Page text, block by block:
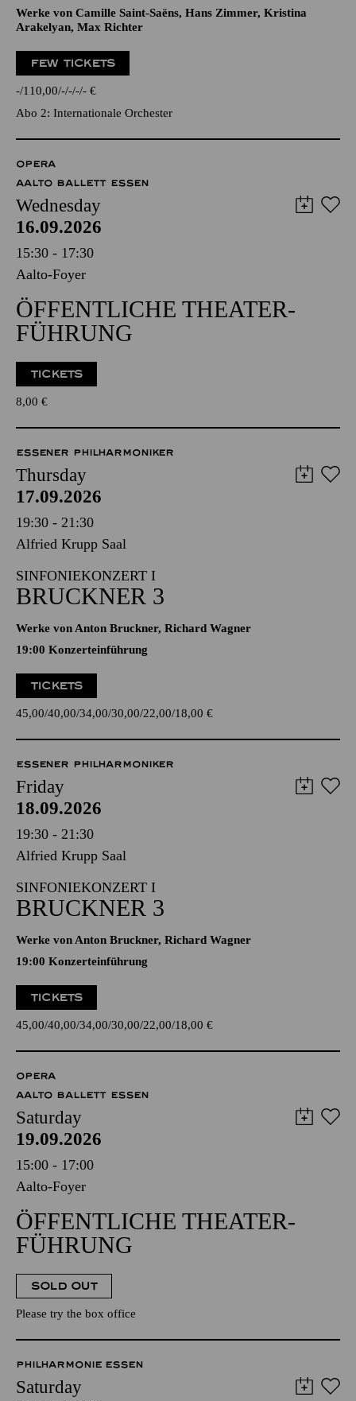
Werke von Camille Saint-Saëns, Hans Zimmer, Kristina
Arakelyan, Max Richter
FEW TICKETS
- 110,00 - - - - €
Abo 2: Internationale Orchester
OPERA
AALTO BALLETT ESSEN
Wednesday
16.09.2026
15:30 - 17:30
Aalto-Foyer
ÖFFENTLICHE THEATER­
FÜHRUNG
TICKETS
8,00 €
ESSENER PHILHARMONIKER
Thursday
17.09.2026
19:30 - 21:30
Alfried Krupp Saal
SINFONIEKONZERT I
BRUCKNER 3
Werke von Anton Bruckner, Richard Wagner
19:00 Konzerteinführung
TICKETS
45,00 40,00 34,00 30,00 22,00 18,00 €
ESSENER PHILHARMONIKER
Friday
18.09.2026
19:30 - 21:30
Alfried Krupp Saal
SINFONIEKONZERT I
BRUCKNER 3
Werke von Anton Bruckner, Richard Wagner
19:00 Konzerteinführung
TICKETS
45,00 40,00 34,00 30,00 22,00 18,00 €
OPERA
AALTO BALLETT ESSEN
Saturday
19.09.2026
15:00 - 17:00
Aalto-Foyer
ÖFFENTLICHE THEATER­
FÜHRUNG
SOLD OUT
Please try the box office
PHILHARMONIE ESSEN
Saturday